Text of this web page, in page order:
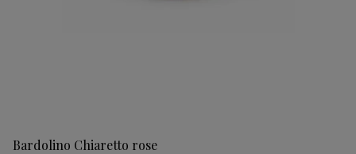
Bardolino Chiaretto rose